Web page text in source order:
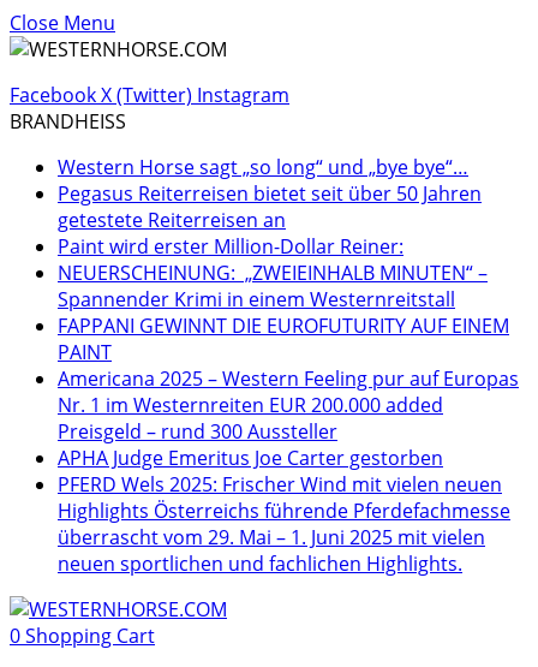
Close Menu
FacebookX (Twitter) Instagram
BRANDHEISS
Western Horse sagt „so long“ und „bye bye“…
Pegasus Reiterreisen bietet seit über 50 Jahren
getestete Reiterreisen an
Paint wird erster Million-Dollar Reiner:
NEUERSCHEINUNG: „ZWEIEINHALB MINUTEN“ –
Spannender Krimi in einem Westernreitstall
FAPPANI GEWINNT DIE EUROFUTURITY AUF EINEM
PAINT
Americana 2025 – Western Feeling pur auf Europas
Nr. 1 im Westernreiten EUR 200.000 added
Preisgeld – rund 300 Aussteller
APHA Judge Emeritus Joe Carter gestorben
PFERD Wels 2025: Frischer Wind mit vielen neuen
Highlights Österreichs führende Pferdefachmesse
überrascht vom 29. Mai – 1. Juni 2025 mit vielen
neuen sportlichen und fachlichen Highlights.
0Shopping Cart